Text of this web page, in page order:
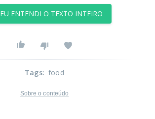
EU ENTENDI O TEXTO INTEIRO
Tags: food
Sobre o conteúdo